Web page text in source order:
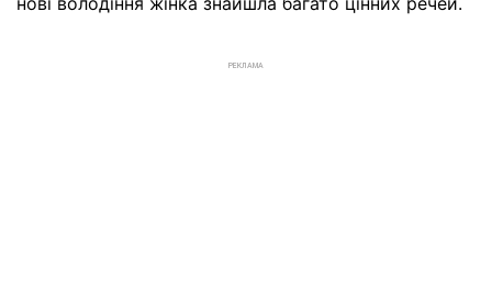
РЕКЛАМА